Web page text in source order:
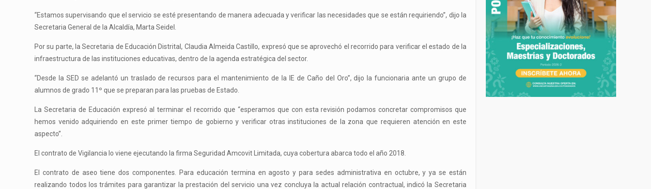
“Estamos supervisando que el servicio se esté presentando de manera adecuada y verificar las necesidades que se están requiriendo”, dijo la
Secretaria General de la Alcaldía, Marta Seidel.
Por su parte, la Secretaria de Educación Distrital, Claudia Almeida Castillo, expresó que se aprovechó el recorrido para verificar el estado de la
infraestructura de las instituciones educativas, dentro de la agenda estratégica del sector.
“Desde la SED se adelantó un traslado de recursos para el mantenimiento de la IE de Caño del Oro”, dijo la funcionaria ante un grupo de
alumnos de grado 11º que se preparan para las pruebas de Estado.
La Secretaria de Educación expresó al terminar el recorrido que “esperamos que con esta revisión podamos concretar compromisos que
hemos venido adquiriendo en este primer tiempo de gobierno y verificar otras instituciones de la zona que requieren atención en este
aspecto”.
El contrato de Vigilancia lo viene ejecutando la firma Seguridad Amcovit Limitada, cuya cobertura abarca todo el año 2018.
El contrato de aseo tiene dos componentes. Para educación termina en agosto y para sedes administrativa en octubre, y ya se están
realizando todos los trámites para garantizar la prestación del servicio una vez concluya la actual relación contractual, indicó la Secretaria